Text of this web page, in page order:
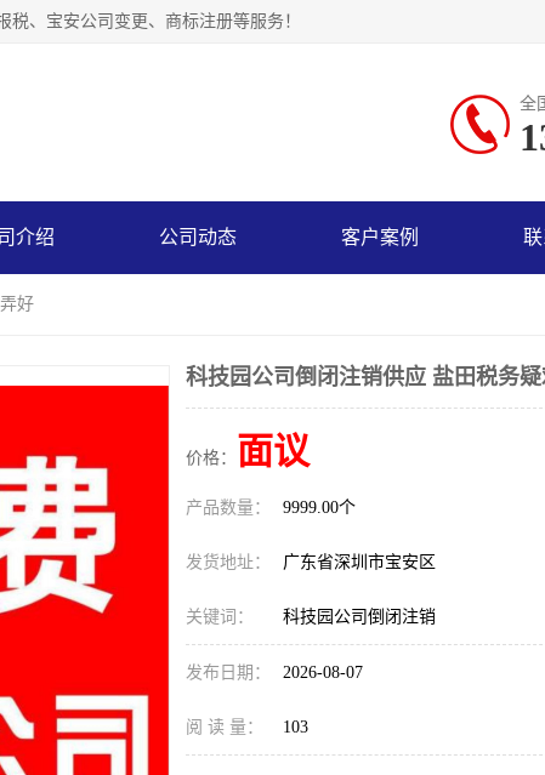
、宝安公司变更、商标注册等服务！
全
介绍 公司动态 客户案例
好
科技园公司倒闭注销供应 盐田税务
价格： 面议
产品数量： 9999.00个
发货地址： 广东省深圳市宝安区
关键词： 科技园公司倒闭注销
发布日期： 2026-08-07
阅 读 量： 103